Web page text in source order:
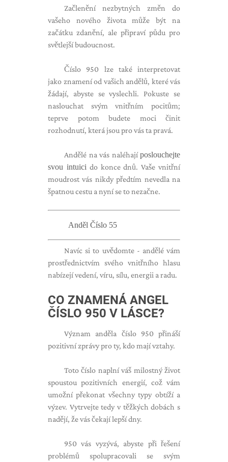
Začlenění nezbytných změn do
vašeho nového života může být na
začátku zdanění, ale připraví půdu pro
světlejší budoucnost.
Číslo 950 lze také interpretovat
jako znamení od vašich andělů, které vás
žádají, abyste se vyslechli. Pokuste se
naslouchat svým vnitřním pocitům;
teprve potom budete moci činit
rozhodnutí, která jsou pro vás ta pravá.
Andělé na vás naléhají poslouchejte
svou intuici do konce dnů. Vaše vnitřní
moudrost vás nikdy předtím nevedla na
špatnou cestu a nyní se to nezačne.
Anděl Číslo 55
Navíc si to uvědomte - andělé vám
prostřednictvím svého vnitřního hlasu
nabízejí vedení, víru, sílu, energii a radu.
CO ZNAMENÁ ANGEL
ČÍSLO 950 V LÁSCE?
Význam anděla číslo 950 přináší
pozitivní zprávy pro ty, kdo mají vztahy.
Toto číslo naplní váš milostný život
spoustou pozitivních energií, což vám
umožní překonat všechny typy obtíží a
výzev. Vytrvejte tedy v těžkých dobách s
nadějí, že vás čekají lepší dny.
950 vás vyzývá, abyste při řešení
problémů spolupracovali se svým